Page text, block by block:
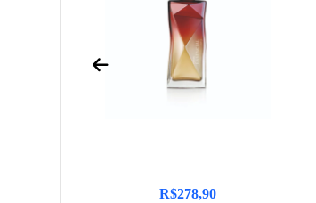
R$278,90